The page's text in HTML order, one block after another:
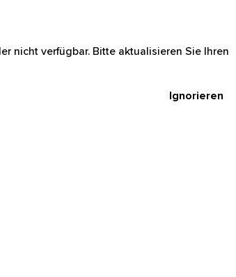
nicht verfügbar. Bitte aktualisieren Sie Ihren
Ignorieren